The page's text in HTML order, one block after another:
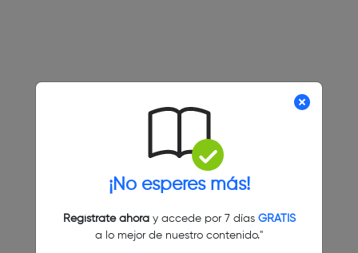
¡No esperes más!
Regístrate ahoray accede por 7 días GRATIS
a lo mejor de nuestro contenido."